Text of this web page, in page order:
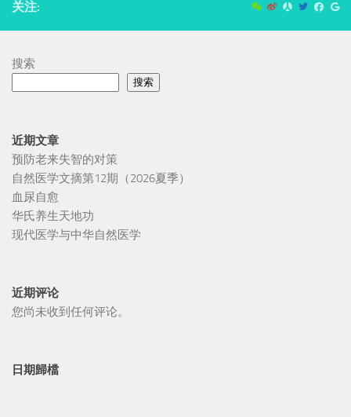
关注:
搜索
搜索
近期文章
预防老来失智的对策
自然医学文摘第12期（2026夏季）
血尿自愈
华氏养生天地功
现代医学与中华自然医学
近期评论
您尚未收到任何评论。
日期歸檔